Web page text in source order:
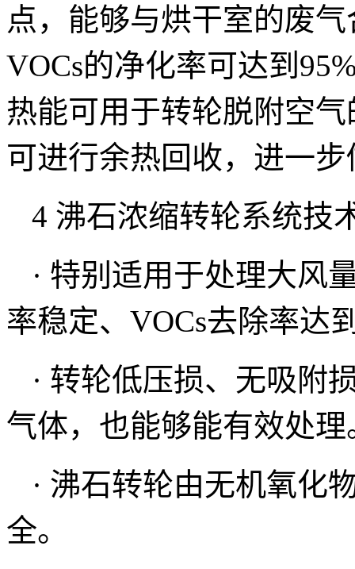
点，能够与烘干室的废
VOCs的净化率可达到
热能可用于转轮脱附空
可进行余热回收，进一
4 沸石浓缩转轮系统技
· 特别适用于处理大风
率稳定、VOCs去除率达
· 转轮低压损、无吸附
气体，也能够能有效处理
· 沸石转轮由无机氧化
全。